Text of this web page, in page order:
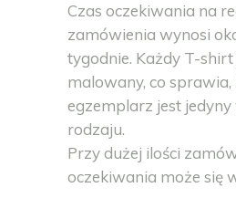
Czas oczekiwania na
zamówienia wynosi
tygodnie. Każdy T-shirt
malowany, co sprawia,
egzemplarz jest
rodzaju.
Przy dużej ilości
oczekiwania może się